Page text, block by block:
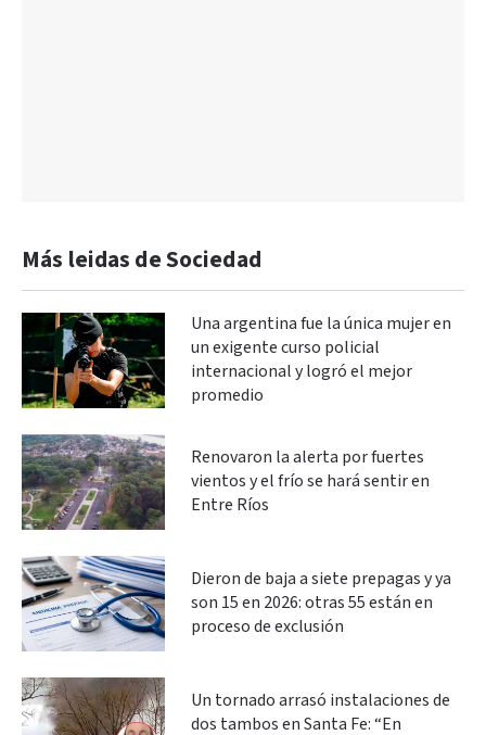
Más leidas de Sociedad
Una argentina fue la única mujer en
un exigente curso policial
internacional y logró el mejor
promedio
Renovaron la alerta por fuertes
vientos y el frío se hará sentir en
Entre Ríos
Dieron de baja a siete prepagas y ya
son 15 en 2026: otras 55 están en
proceso de exclusión
Un tornado arrasó instalaciones de
dos tambos en Santa Fe: “En